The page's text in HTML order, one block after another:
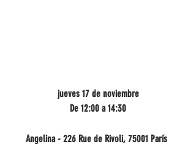
jueves 17 de noviembre
De 12:00 a 14:30
Angelina - 226 Rue de Rivoli, 75001 París